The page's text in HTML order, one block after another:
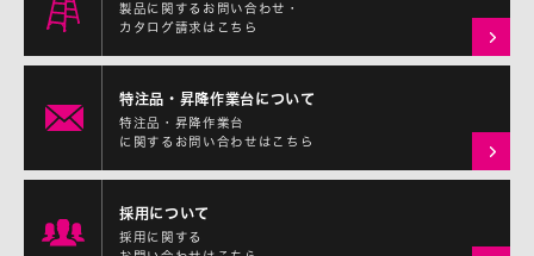
製品に関するお問い合わせ・
カタログ請求はこちら
特注品・昇降作業台について
特注品・昇降作業台
に関するお問い合わせはこちら
採用について
採用に関する